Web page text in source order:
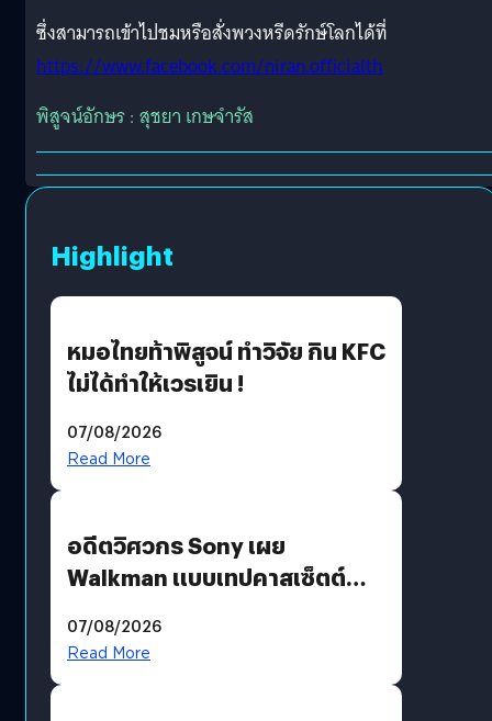
ซึ่งสามารถเข้าไปชมหรือสั่งพวงหรีดรักษ์โลกได้ที่
https://www.facebook.com/niran.officialth
พิสูจน์อักษร : สุชยา เกษจำรัส
Highlight
หมอไทยท้าพิสูจน์ ทำวิจัย กิน KFC
ไม่ได้ทำให้เวรเยิน !
07/08/2026
Read More
อดีตวิศวกร Sony เผย
Walkman แบบเทปคาสเซ็ตต์
07/08/2026
Read More